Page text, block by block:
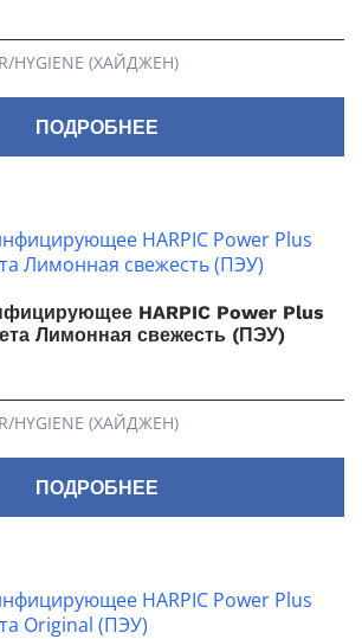
HYGIENE (ХАЙДЖЕН)
ПОДРОБНЕЕ
HARPIC Power Plus
Лимонная свежесть (ПЭУ)
HYGIENE (ХАЙДЖЕН)
ПОДРОБНЕЕ